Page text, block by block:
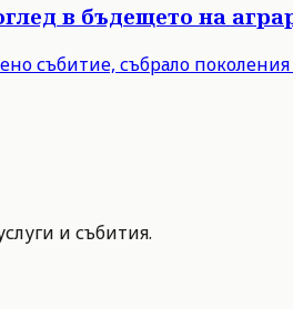
в бъдещето на
събитие, събрало
и събития.